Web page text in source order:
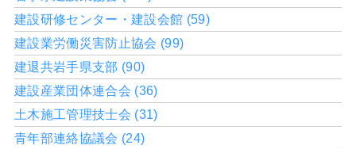
建設研修センター・建設会館 (59)
建設業労働災害防止協会 (99)
建退共岩手県支部 (90)
建設産業団体連合会 (36)
土木施工管理技士会 (31)
青年部連絡協議会 (24)